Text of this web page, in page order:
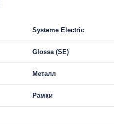
Systeme Electric
Glossa (SE)
Металл
Рамки